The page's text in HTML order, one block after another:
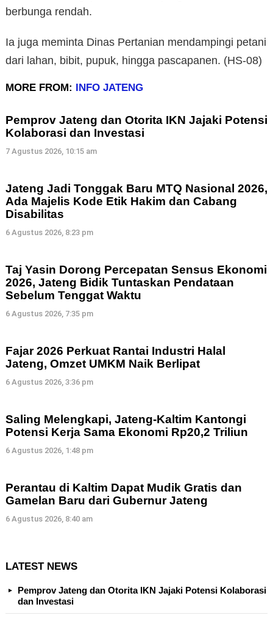
berbunga rendah.
Ia juga meminta Dinas Pertanian mendampingi petani
dari lahan, bibit, pupuk, hingga pascapanen. (HS-08)
MORE FROM: INFO JATENG
Pemprov Jateng dan Otorita IKN Jajaki Potensi
Kolaborasi dan Investasi
7 Agustus 2026, 10:15 am
Jateng Jadi Tonggak Baru MTQ Nasional 2026,
Ada Majelis Kode Etik Hakim dan Cabang
Disabilitas
6 Agustus 2026, 8:23 pm
Taj Yasin Dorong Percepatan Sensus Ekonomi
2026, Jateng Bidik Tuntaskan Pendataan
Sebelum Tenggat Waktu
6 Agustus 2026, 7:35 pm
Fajar 2026 Perkuat Rantai Industri Halal
Jateng, Omzet UMKM Naik Berlipat
6 Agustus 2026, 3:36 pm
Saling Melengkapi, Jateng-Kaltim Kantongi
Potensi Kerja Sama Ekonomi Rp20,2 Triliun
6 Agustus 2026, 1:48 pm
Perantau di Kaltim Dapat Mudik Gratis dan
Gamelan Baru dari Gubernur Jateng
6 Agustus 2026, 8:40 am
LATEST NEWS
Pemprov Jateng dan Otorita IKN Jajaki Potensi Kolaborasi
dan Investasi